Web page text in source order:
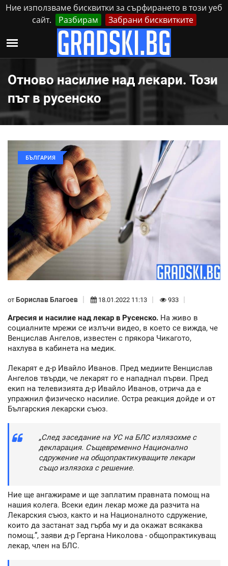
Ние използваме бисквитки за сърфирането в този уеб
сайт.
Разбирам Забрани бисквитките
Събота, 8 Август, 2026 Реклама Контакти
Отново насилие над лекари. Този
път в русенско
БЪЛГАРИЯ
от Борислав Благоев 18.01.2022 11:13 933
Агресия и насилие над лекар в Русенско. На живо в
социалните мрежи се излъчи видео, в което се вижда, че
Венцислав Ангелов, известен с прякора Чикагото,
нахлува в кабинета на медик.
Лекарят е д-р Ивайло Иванов. Пред медиите Венцислав
Ангелов твърди, че лекарят го е нападнал първи. Пред
екип на телевизията д-р Ивайло Иванов, отрича да е
упражнил физическо насилие. Остра реакция дойде и от
Българския лекарски съюз.
„След заседание на УС на БЛС излязохме с
декларация. Същевременно Национално
сдружение на общопрактикуващите лекари
също излязоха с решение.
Ние ще ангажираме и ще заплатим правната помощ на
нашия колега. Всеки един лекар може да разчита на
Лекарския съюз, както и на Националното сдружение,
които да застанат зад гърба му и да окажат всякаква
помощ.”, заяви д-р Гергана Николова - общопрактикуващ
лекар, член на БЛС.